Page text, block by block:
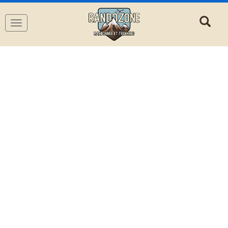
Navigation